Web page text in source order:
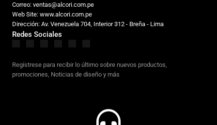
Correo: ventas@alcori.com.pe
Web Site: www.alcori.com.pe
Dirección: Av. Venezuela 704, Interior 312 - Breña - Lima
Redes Sociales
Regístrese para recibir lo último sobre nuevos productos,
promociones, Noticias de diseño y más